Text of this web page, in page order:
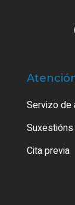
Servizo de
Cita previa